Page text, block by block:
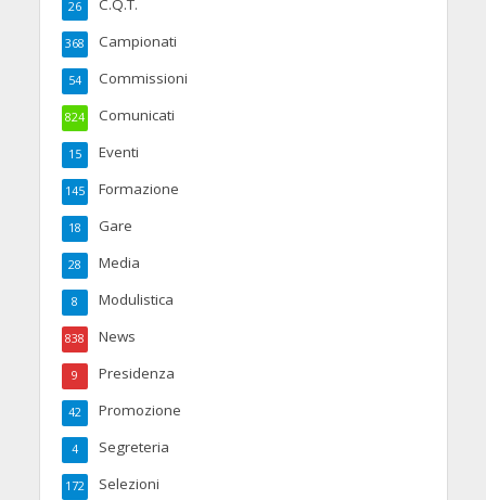
C.Q.T.
26
Campionati
368
Commissioni
54
Comunicati
824
Eventi
15
Formazione
145
Gare
18
Media
28
Modulistica
8
News
838
Presidenza
9
Promozione
42
Segreteria
4
Selezioni
172